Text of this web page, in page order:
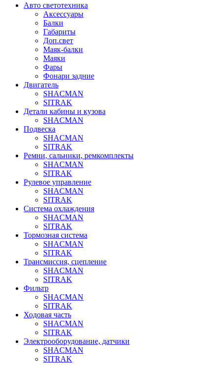
Авто светотехника
Аксессуары
Балки
Габариты
Доп.свет
Маяк-балки
Маяки
Фары
Фонари задние
Двигатель
SHACMAN
SITRAK
Детали кабины и кузова
SHACMAN
Подвеска
SHACMAN
SITRAK
Ремни, сальники, ремкомплекты
SHACMAN
SITRAK
Рулевое управление
SHACMAN
SITRAK
Система охлаждения
SHACMAN
SITRAK
Тормозная система
SHACMAN
SITRAK
Трансмиссия, сцепление
SHACMAN
SITRAK
Фильтр
SHACMAN
SITRAK
Ходовая часть
SHACMAN
SITRAK
Электрооборудование, датчики
SHACMAN
SITRAK